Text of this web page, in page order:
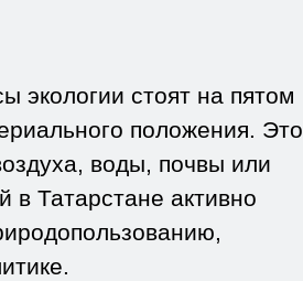
экологии стоят на пятом
положения. Это
воды, почвы или
в Татарстане активно